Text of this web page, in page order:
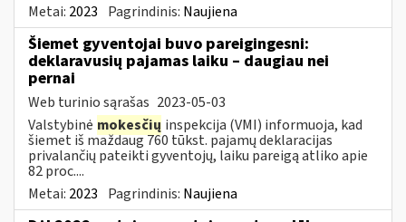
Metai: 2023 Pagrindinis: Naujiena
Šiemet gyventojai buvo pareigingesni:
deklaravusių pajamas laiku – daugiau nei
pernai
Web turinio sąrašas 2023-05-03
Valstybinė mokesčių inspekcija (VMI) informuoja, kad
šiemet iš maždaug 760 tūkst. pajamų deklaracijas
privalančių pateikti gyventojų, laiku pareigą atliko apie
82 proc....
Metai: 2023 Pagrindinis: Naujiena